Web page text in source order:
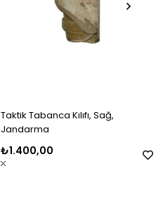
Taktik Tabanca Kılıfı, Sağ,
Jandarma
₺1.400,00